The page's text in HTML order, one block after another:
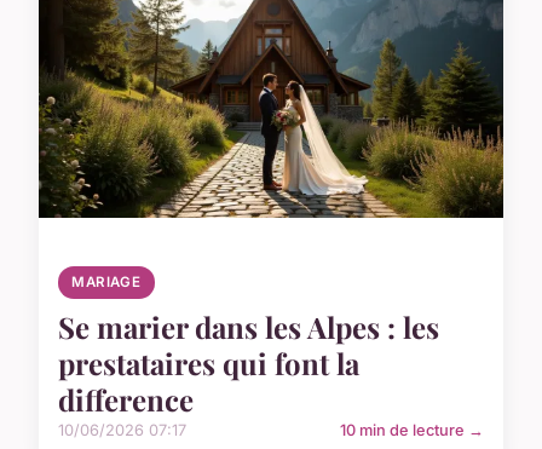
MARIAGE
Se marier dans les Alpes : les
prestataires qui font la
difference
10/06/2026 07:17 10 min de lecture →